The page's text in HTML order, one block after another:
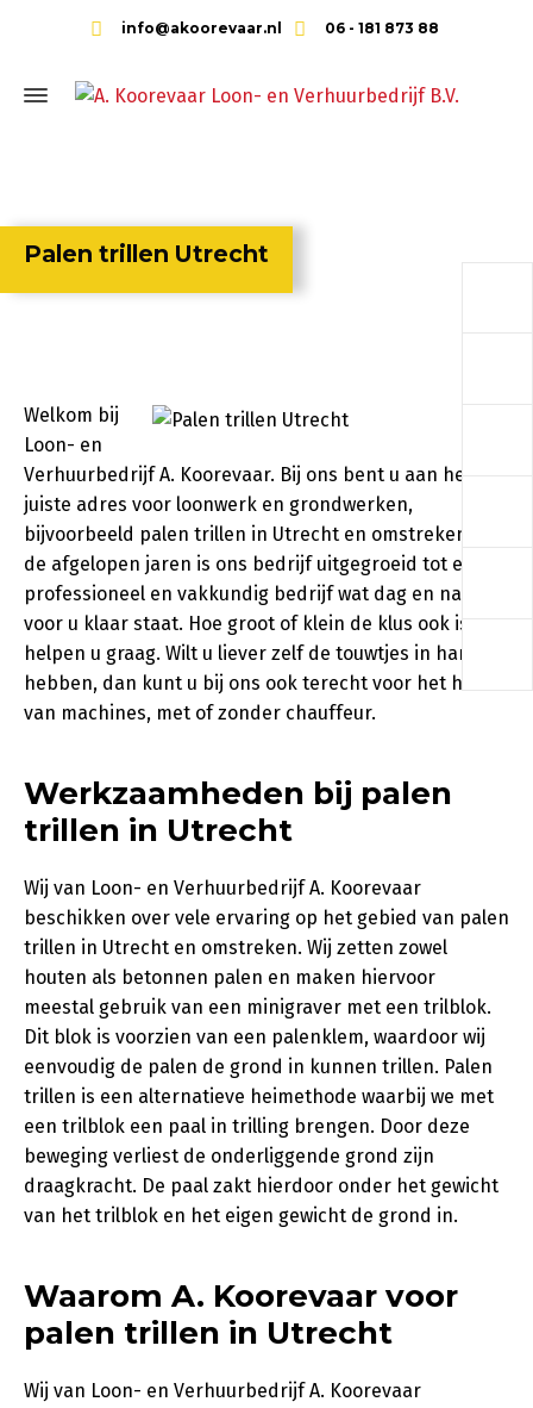
info@akoorevaar.nl 06 - 181 873 88
Palen trillen Utrecht
Welkom bij
Loon- en
Verhuurbedrijf A. Koorevaar. Bij ons bent u aan het
juiste adres voor loonwerk en grondwerken,
bijvoorbeeld palen trillen in Utrecht en omstreken. In
de afgelopen jaren is ons bedrijf uitgegroeid tot een
professioneel en vakkundig bedrijf wat dag en nacht
voor u klaar staat. Hoe groot of klein de klus ook is, wij
helpen u graag. Wilt u liever zelf de touwtjes in handen
hebben, dan kunt u bij ons ook terecht voor het huren
van machines, met of zonder chauffeur.
Werkzaamheden bij palen
trillen in Utrecht
Wij van Loon- en Verhuurbedrijf A. Koorevaar
beschikken over vele ervaring op het gebied van palen
trillen in Utrecht en omstreken. Wij zetten zowel
houten als betonnen palen en maken hiervoor
meestal gebruik van een minigraver met een trilblok.
Dit blok is voorzien van een palenklem, waardoor wij
eenvoudig de palen de grond in kunnen trillen. Palen
trillen is een alternatieve heimethode waarbij we met
een trilblok een paal in trilling brengen. Door deze
beweging verliest de onderliggende grond zijn
draagkracht. De paal zakt hierdoor onder het gewicht
van het trilblok en het eigen gewicht de grond in.
Waarom A. Koorevaar voor
palen trillen in Utrecht
Wij van Loon- en Verhuurbedrijf A. Koorevaar